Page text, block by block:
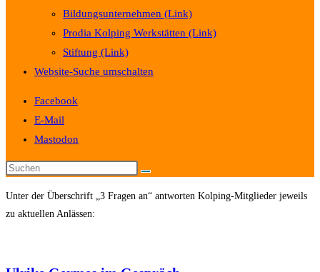
Bildungsunternehmen (Link)
Prodia Kolping Werkstätten (Link)
Stiftung (Link)
Website-Suche umschalten
Facebook
E-Mail
Mastodon
Unter der Überschrift „3 Fragen an“ antworten Kolping-Mitglieder jeweils
zu aktuellen Anlässen: